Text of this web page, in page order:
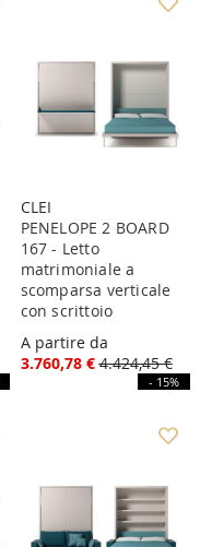
CLEI
PENELOPE 2 BOARD
167 - Letto
matrimoniale a
scomparsa verticale
con scrittoio
A partire da
3.760,78 € 4.424,45 €
- 15%